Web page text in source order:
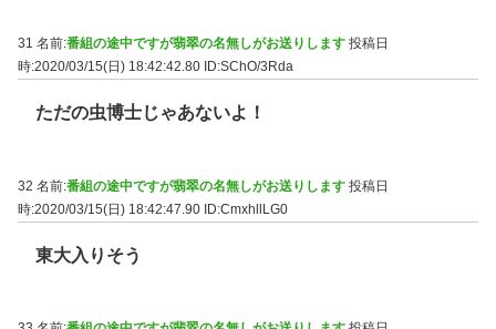
31 名前:番組の途中ですが翡翠の名無しがお送りします 投稿日
時:2020/03/15(日) 18:42:42.80 ID:SChO/3Rda
ただの虫博士じゃあないよ！
32 名前:番組の途中ですが翡翠の名無しがお送りします 投稿日
時:2020/03/15(日) 18:42:47.90 ID:CmxhllLG0
東大入りそう